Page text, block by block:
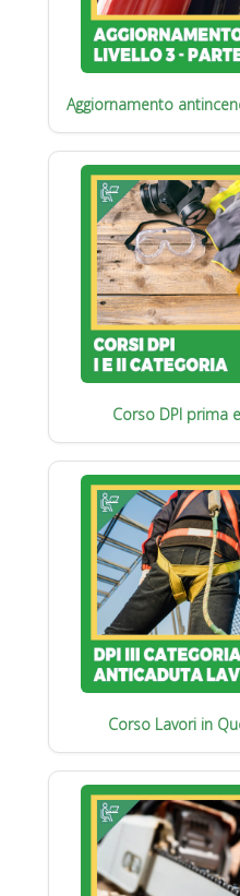
Aggiornamento
Corso DPI prima
Corso Lavori in